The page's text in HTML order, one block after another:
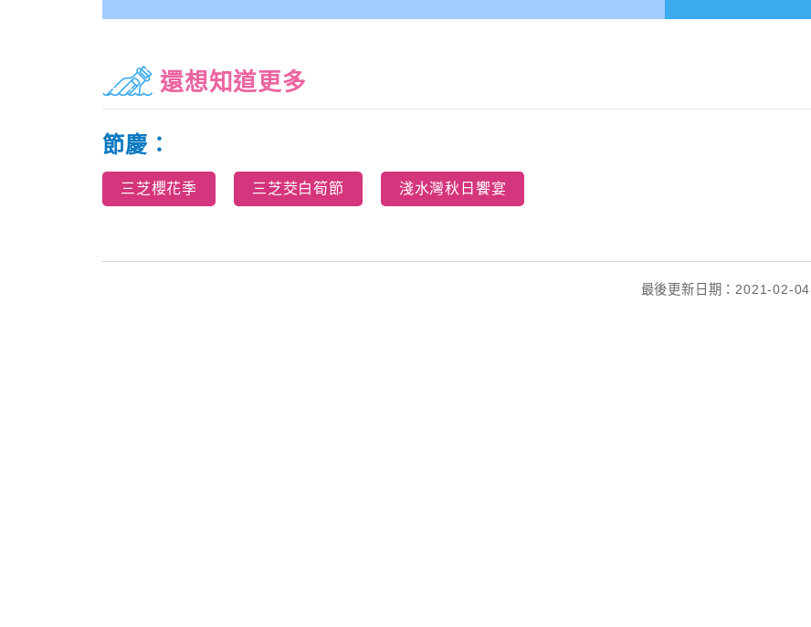
還想知道更多
節慶：
三芝櫻花季 三芝茭白筍節 淺水灣秋日饗宴
最後更新日期：2021-02-